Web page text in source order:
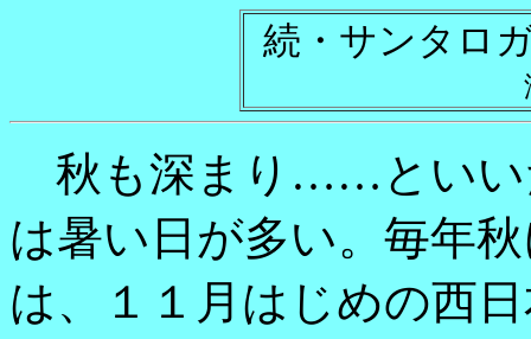
続・サンタロ
秋も深まり……といい
は暑い日が多い。毎年
は、１１月はじめの西